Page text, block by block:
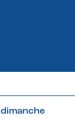
dimanche